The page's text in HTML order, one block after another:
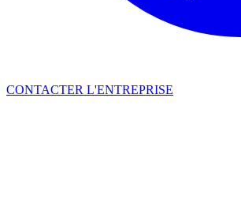
CONTACTER L'ENTREPRISE